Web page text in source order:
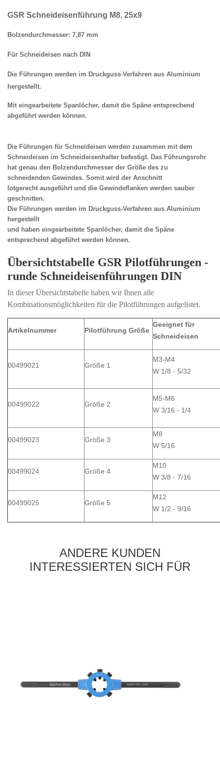
GSR Schneideisenführung M8, 25x9
Bolzendurchmesser: 7,87 mm
Für Schneideisen nach DIN
Die Führungen werden im Druckguss-Verfahren aus Aluminium
hergestellt.
Mit eingearbeitete Spanlöcher, damit die Späne entsprechend
abgeführt werden können.
Die Führungen für Schneideisen werden zusammen mit dem
Schneideisen im Schneideisenhalter befestigt. Das Führungsrohr
hat genau den Bolzendurchmesser der Größe des zu
schneidenden Gewindes. Somit wird der Anschnitt
lotgerecht ausgeführt und die Gewindeflanken werden sauber
geschnitten.
Die Führungen werden im Druckguss-Verfahren aus Aluminium
hergestellt
und haben eingearbeitete Spanlöcher, damit die Späne
entsprechend abgeführt werden können.
Übersichtstabelle GSR Pilotführungen -
runde Schneideisenführungen DIN
In dieser Übersichtstabelle haben wir Ihnen alle
Kombinationsmöglichkeiten für die Pilotführungen aufgelistet.
Artikelnummer Pilotführung Größe
Geeignet für
Schneideisen
00499021 Größe 1
M3-M4
W 1/8 - 5/32
00499022 Größe 2
M5-M6
W 3/16 - 1/4
00499023 Größe 3
M8
W 5/16
00499024 Größe 4
M10
W 3/8 - 7/16
00499025 Größe 5
M12
W 1/2 - 9/16
ANDERE KUNDEN
INTERESSIERTEN SICH FÜR